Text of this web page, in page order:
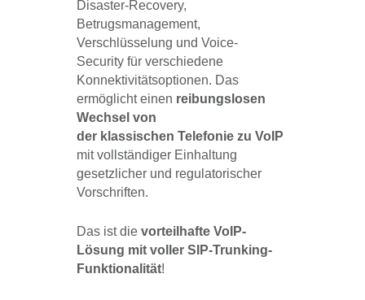
Disaster-Recovery,
Betrugsmanagement,
Verschlüsselung und Voice-
Security für verschiedene
Konnektivitätsoptionen. Das
ermöglicht einen reibungslosen
Wechsel von
der klassischen Telefonie zu VoIP
mit vollständiger Einhaltung
gesetzlicher und regulatorischer
Vorschriften.
Das ist die vorteilhafte VoIP-
Lösung mit voller SIP-Trunking-
Funktionalität!